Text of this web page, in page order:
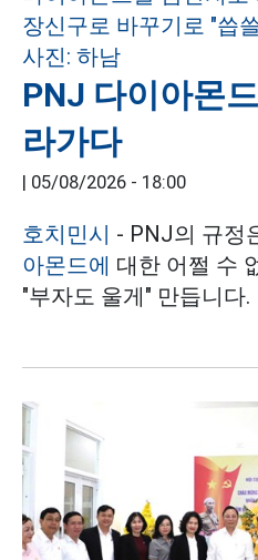
PNJ 다이아몬
라가다
| 05/08/2026 - 18:00
호치민시 - PNJ의 규정
아몬드에 대한 어쩔 수
"부자도 울게" 만듭니다.